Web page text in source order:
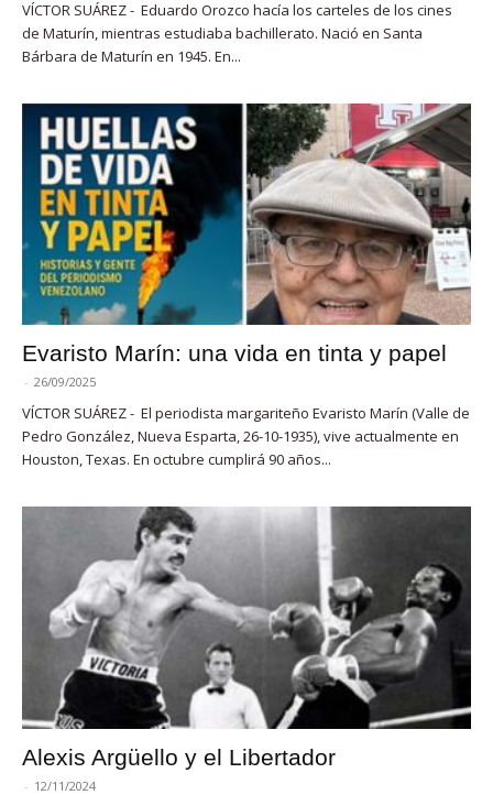
VÍCTOR SUÁREZ - Eduardo Orozco hacía los carteles de los cines
de Maturín, mientras estudiaba bachillerato. Nació en Santa
Bárbara de Maturín en 1945. En...
Evaristo Marín: una vida en tinta y papel
- 26/09/2025
VÍCTOR SUÁREZ - El periodista margariteño Evaristo Marín (Valle de
Pedro González, Nueva Esparta, 26-10-1935), vive actualmente en
Houston, Texas. En octubre cumplirá 90 años...
Alexis Argüello y el Libertador
- 12/11/2024